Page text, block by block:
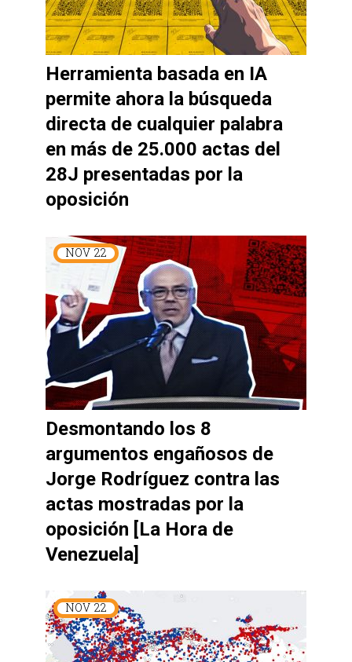
Herramienta basada en IA
permite ahora la búsqueda
directa de cualquier palabra
en más de 25.000 actas del
28J presentadas por la
oposición
NOV 22
Desmontando los 8
argumentos engañosos de
Jorge Rodríguez contra las
actas mostradas por la
oposición [La Hora de
Venezuela]
NOV 22